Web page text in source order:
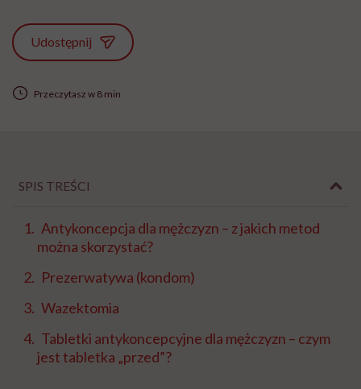
Udostępnij
Przeczytasz w 8 min
SPIS TREŚCI
Antykoncepcja dla mężczyzn – z jakich metod
można skorzystać?
Prezerwatywa (kondom)
Wazektomia
Tabletki antykoncepcyjne dla mężczyzn – czym
jest tabletka „przed”?